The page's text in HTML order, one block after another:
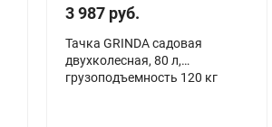
3 987 руб.
Тачка GRINDA садовая
двухколесная, 80 л,
грузоподъемность 120 кг